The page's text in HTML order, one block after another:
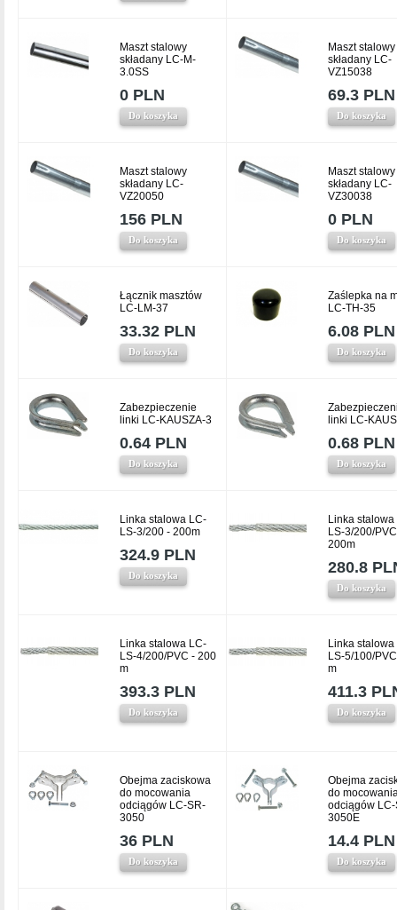
Maszt stalowy
składany LC-M-
3.0SS
0 PLN
Do koszyka
Maszt stalowy
składany LC-
VZ15038
69.3 PLN
Do koszyka
Maszt stalowy
składany LC-
VZ20050
156 PLN
Do koszyka
Maszt stalowy
składany LC-
VZ30038
0 PLN
Do koszyka
Łącznik masztów
LC-LM-37
33.32 PLN
Do koszyka
Zaślepka na
LC-TH-35
6.08 PLN
Do koszyka
Zabezpieczenie
linki LC-KAUSZA-3
0.64 PLN
Do koszyka
linki LC-
0.68 PLN
Do koszyka
Linka stalowa LC-
LS-3/200 - 200m
324.9 PLN
Do koszyka
Linka stalowa
LS-3/200/
200m
280.8
Do koszyka
Linka stalowa LC-
LS-4/200/PVC - 200
m
393.3 PLN
Do koszyka
Linka stalowa
LS-5/100/
m
411.3
Do koszyka
Obejma zaciskowa
do mocowania
odciągów LC-SR-
3050
36 PLN
Do koszyka
Obejma
do
odciągów
3050E
14.4 PLN
Do koszyka